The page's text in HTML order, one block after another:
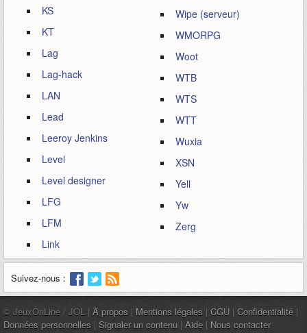
KS
KT
Lag
Lag-hack
LAN
Lead
Leeroy Jenkins
Level
Level designer
LFG
LFM
Link
Wipe (serveur)
WMORPG
Woot
WTB
WTS
WTT
Wuxia
XSN
Yell
Yw
Zerg
Suivez-nous :
© JeuxOnLine / JOL | À propos | Mentions légales | CGU | Confidentialité |
Données personnelles | Signaler un contenu | Aide | Nous contacter